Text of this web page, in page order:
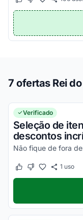
Este cupom
Este cupom não
7 ofertas Rei
Verificado
Seleção de
descontos
Este cupom
Este cupom não
1 uso